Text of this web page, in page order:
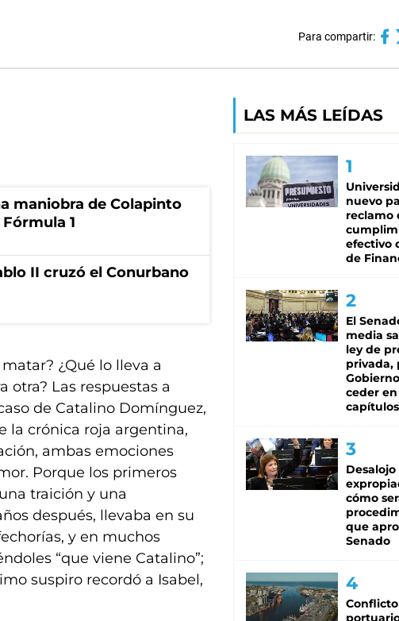
Para compartir:
maniobra de Colapinto
1
II cruzó el Conurbano
¿Qué lo lleva a
Las respuestas a
de Catalino Domínguez,
la crónica roja argentina,
ambas emociones
Porque los primeros
traición y una
después, llevaba en su
y en muchos
“que viene Catalino”;
suspiro recordó a Isabel,
LAS MÁS LEÍDAS
nuevo
reclamo
efectivo
de
El
media
ley de
privada,
ceder
capítulos
cómo
que
Senado
Conflicto